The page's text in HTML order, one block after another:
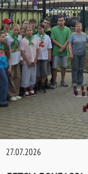
27.07.2026